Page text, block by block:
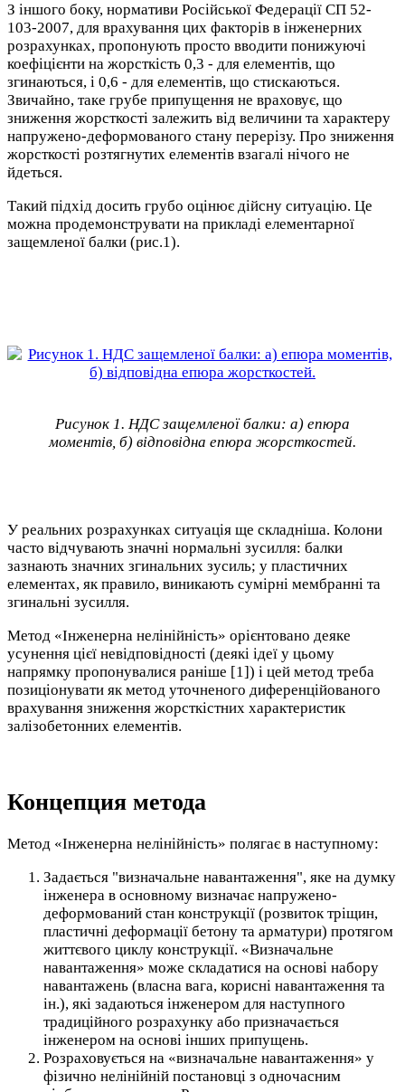
З іншого боку, нормативи Російської Федерації СП 52-
103-2007, для врахування цих факторів в інженерних
розрахунках, пропонують просто вводити понижуючі
коефіцієнти на жорсткість 0,3 - для елементів, що
згинаються, і 0,6 - для елементів, що стискаються.
Звичайно, таке грубе припущення не враховує, що
зниження жорсткості залежить від величини та характеру
напружено-деформованого стану перерізу. Про зниження
жорсткості розтягнутих елементів взагалі нічого не
йдеться.
Такий підхід досить грубо оцінює дійсну ситуацію. Це
можна продемонструвати на прикладі елементарної
защемленої балки (рис.1).
Рисунок 1. НДС защемленої балки: а) епюра
моментів, б) відповідна епюра жорсткостей.
У реальних розрахунках ситуація ще складніша. Колони
часто відчувають значні нормальні зусилля: балки
зазнають значних згинальних зусиль; у пластичних
елементах, як правило, виникають сумірні мембранні та
згинальні зусилля.
Метод «Інженерна нелінійність» орієнтовано деяке
усунення цієї невідповідності (деякі ідеї у цьому
напрямку пропонувалися раніше [1]) і цей метод треба
позиціонувати як метод уточненого диференційованого
врахування зниження жорсткістних характеристик
залізобетонних елементів.
Концепция метода
Метод «Інженерна нелінійність» полягає в наступному:
Задається "визначальне навантаження", яке на думку
інженера в основному визначає напружено-
деформований стан конструкції (розвиток тріщин,
пластичні деформації бетону та арматури) протягом
життєвого циклу конструкції. «Визначальне
навантаження» може складатися на основі набору
навантажень (власна вага, корисні навантаження та
ін.), які задаються інженером для наступного
традиційного розрахунку або призначається
інженером на основі інших припущень.
Розраховується на «визначальне навантаження» у
фізично нелінійній постановці з одночасним